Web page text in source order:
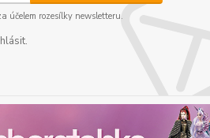
účelem rozesílky newsletteru.